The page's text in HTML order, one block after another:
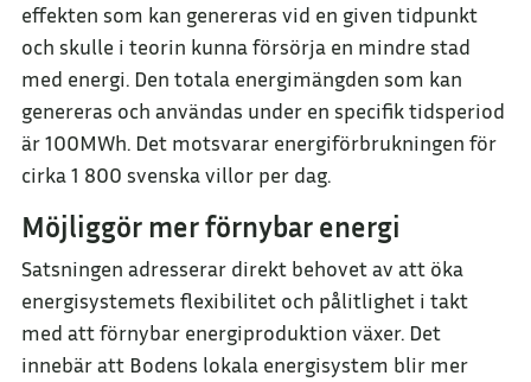
effekten som kan genereras vid en given tidpunkt
och skulle i teorin kunna försörja en mindre stad
med energi. Den totala energimängden som kan
genereras och användas under en specifik tidsperiod
är 100MWh. Det motsvarar energiförbrukningen för
cirka 1 800 svenska villor per dag.
Möjliggör mer förnybar energi
Satsningen adresserar direkt behovet av att öka
energisystemets flexibilitet och pålitlighet i takt
med att förnybar energiproduktion växer. Det
innebär att Bodens lokala energisystem blir mer